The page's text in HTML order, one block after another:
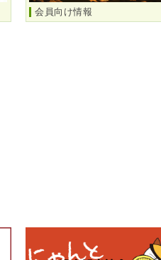
会員向け情報